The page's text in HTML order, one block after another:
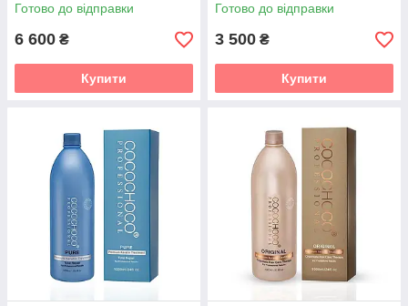
Готово до відправки
6 600 ₴
Купити
Готово до відправки
3 500 ₴
Купити